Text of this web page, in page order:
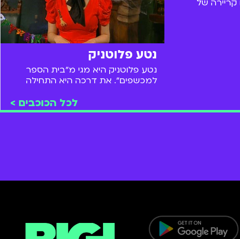
של
נטע פלוטניק
נטע פלוטניק היא מגי מ״בית הספר
למכשפים״. את דרכה היא התחילה
תפקידים בטלוויזיה, היא משחקת גם על
במות תיאטרון הקאמרי.
לכל הכוכבים >